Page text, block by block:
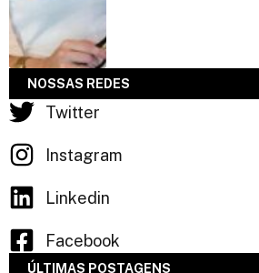
NOSSAS REDES
Twitter
Instagram
Linkedin
Facebook
ÚLTIMAS POSTAGENS